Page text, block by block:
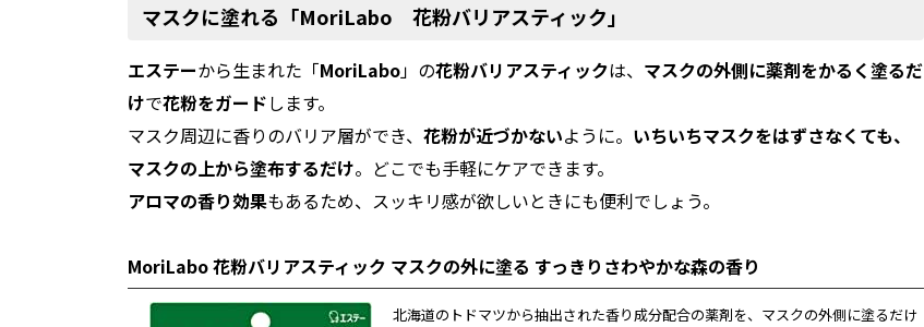
マスクに塗れる「MoriLabo 花粉バリアスティック」
エステーから生まれた「MoriLabo」の花粉バリアスティックは、 マスクの外側に薬剤をかるく塗るだ
けで花粉をガードします。
マスク周辺に香りのバリア層ができ、花粉が近づかないように。 いちいちマスクをはずさなくても、
マスクの上から塗布するだけ。どこでも手軽にケアできます。
アロマの香り効果もあるため、スッキリ感が欲しいときにも便利でしょう。
MoriLabo 花粉バリアスティック マスクの外に塗る すっきりさわやかな森の香り
北海道のトドマツから抽出された香り成分配合の薬剤を、マスクの外側に塗るだけ